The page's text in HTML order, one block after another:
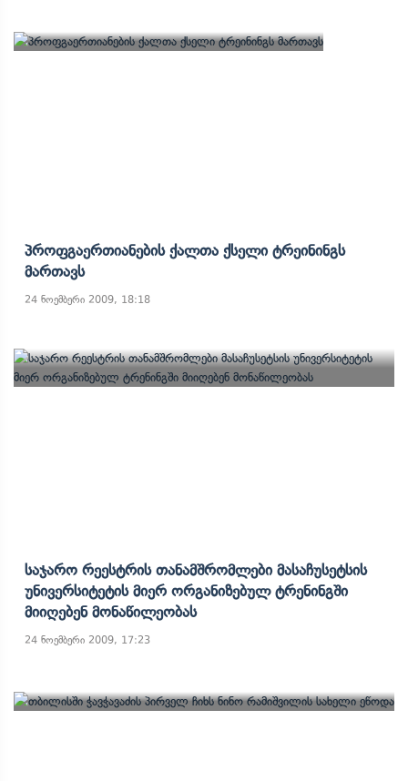
Პროფგაერთიანების Ქალთა Ქსელი Ტრეინინგს
Მართავს
24 ნოემბერი 2009, 18:18
Საჯარო Რეესტრის Თანამშრომლები Მასაჩუსეტსის
Უნივერსიტეტის Მიერ Ორგანიზებულ Ტრენინგში
Მიიღებენ Მონაწილეობას
24 ნოემბერი 2009, 17:23